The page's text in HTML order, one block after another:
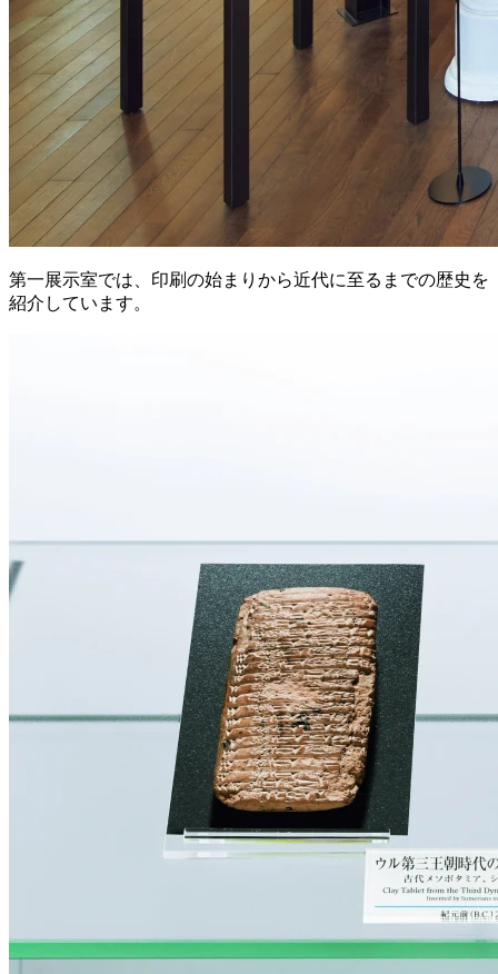
第一展示室では、印刷の始まりから近代に至るまでの歴史を
紹介しています。